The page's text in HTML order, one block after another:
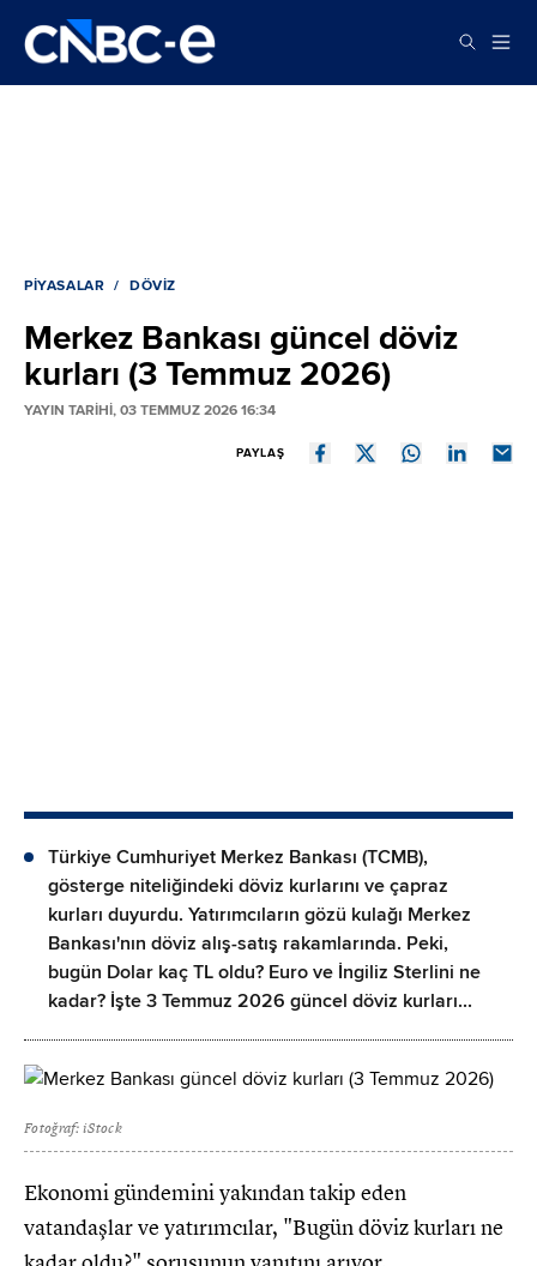
PIYASALAR DÖVIZ
Merkez Bankası güncel döviz
kurları (3 Temmuz 2026)
YAYIN TARİHİ, 03 TEMMUZ 2026 16:34
PAYLAŞ
Türkiye Cumhuriyet Merkez Bankası (TCMB),
gösterge niteliğindeki döviz kurlarını ve çapraz
kurları duyurdu. Yatırımcıların gözü kulağı Merkez
Bankası'nın döviz alış-satış rakamlarında. Peki,
bugün Dolar kaç TL oldu? Euro ve İngiliz Sterlini ne
kadar? İşte 3 Temmuz 2026 güncel döviz kurları...
Fotoğraf: iStock
Ekonomi gündemini yakından takip eden
vatandaşlar ve yatırımcılar, "Bugün döviz kurları ne